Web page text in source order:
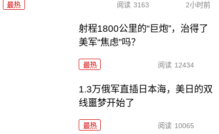
最热 阅读 3163 2小时前
射程1800公里的“巨炮”，治得了
美军“焦虑”吗？
最热 阅读 12434
1.3万俄军直插日本海，美日的双
线噩梦开始了
最热 阅读 10065